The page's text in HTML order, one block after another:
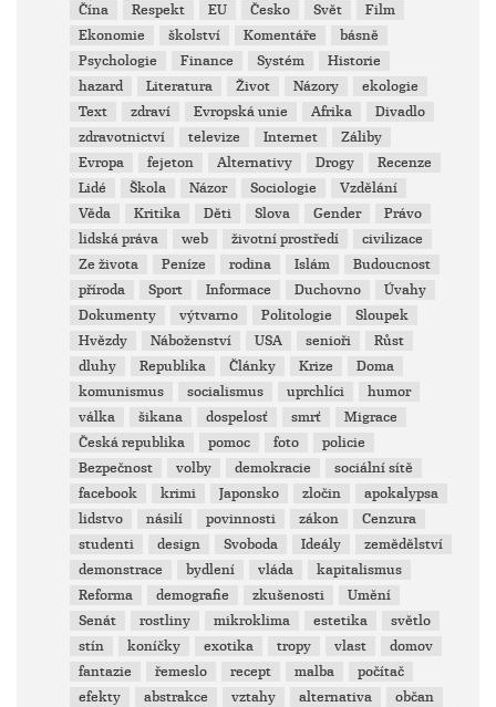
Čína
Respekt EU Česko Svět
Film
Ekonomie
školství Komentáře
básně
Psychologie
Finance Systém
Historie
hazard
Literatura Život Názory
ekologie
Text
zdraví Evropská unie Afrika
Divadlo
zdravotnictví
televize Internet
Záliby
Evropa
fejeton Alternativy Drogy
Recenze
Lidé
Škola Názor Sociologie
Vzdělání
Věda
Kritika Děti Slova Gender
Právo
lidská práva
web životní prostředí
civilizace
Ze života
Peníze rodina Islám
Budoucnost
příroda
Sport Informace Duchovno
Úvahy
Dokumenty
výtvarno Politologie
Sloupek
Hvězdy
Náboženství USA senioři
Růst
dluhy
Republika Články Krize
Doma
komunismus
socialismus uprchlíci
humor
válka
šikana dospelosť smrť
Migrace
Česká republika
pomoc foto
policie
Bezpečnost
volby demokracie
sociální sítě
facebook
krimi Japonsko zločin
apokalypsa
lidstvo
násilí povinnosti zákon
Cenzura
studenti
design Svoboda Ideály
zemědělství
demonstrace
bydlení vláda
kapitalismus
Reforma
demografie zkušenosti
Umění
Senát
rostliny mikroklima estetika
světlo
stín
koníčky exotika tropy vlast
domov
fantazie
řemeslo recept malba
počítač
efekty
abstrakce vztahy alternativa
občan